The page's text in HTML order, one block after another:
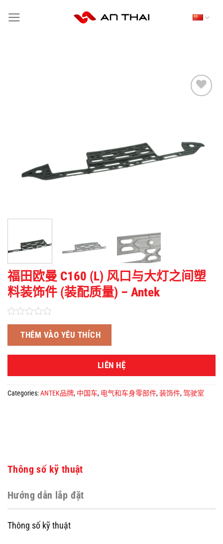
THÍCH
福田欧曼 C160 (L) 风口与大灯之间塑
料装饰件 (装配质量) – Antek
THÊM VÀO YÊU THÍCH
LIÊN HỆ
Categories:ANTEK品牌, 中国车, 电气和车身零部件,装饰件,驾驶室
Thông số kỹ thuật
Hướng dẫn lắp đặt
Thông số kỹ thuật